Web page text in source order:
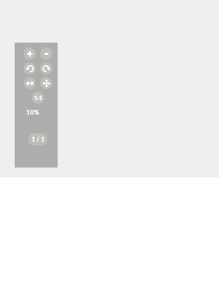
10%
1 / 1